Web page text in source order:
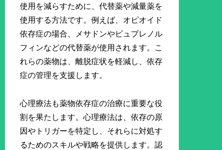
使用を減らすために、代替薬や減量薬を
使用する方法です。例えば、オピオイド
依存症の場合、メサドンやビュプレノル
フィンなどの代替薬が使用されます。こ
れらの薬物は、離脱症状を軽減し、依存
症の管理を支援します。
心理療法も薬物依存症の治療に重要な役
割を果たします。心理療法は、依存の原
因やトリガーを特定し、それらに対処す
るためのスキルや戦略を提供します。認